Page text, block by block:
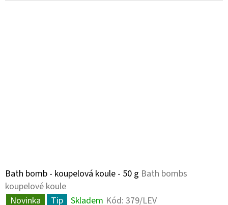
Bath bomb - koupelová koule - 50 g Bath bombs
koupelové koule
Novinka
Tip Skladem Kód: 379/LEV